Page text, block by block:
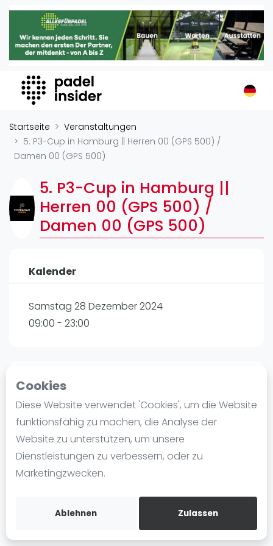
Cookies
Diese Website verwendet 'Cookies', um die Website
funktionsfähig zu machen, die Analyse der
Website zu unterstützen, um unsere
Dienstleistungen zu verbessern, oder zu
Marketingzwecken.
Ablehnen Zulassen
Padel Insider
Home
Organisationen
Buchungssysteme
Padel-Shops
Padel-Marken
Padelplatzbauer
Veranstaltungen
Turniere
Ranking
Männer
Frauen
Blog
Die Geschichte von Padel
Regeln und Punktzählung
Padel Schläge
Video
Startseite
Veranstaltungen
5. P3-Cup in Hamburg || Herren 00 (GPS 500) /
Damen 00 (GPS 500)
5. P3-Cup in Hamburg ||
Herren 00 (GPS 500) /
Damen 00 (GPS 500)
Kalender
Samstag 28 Dezember 2024
09:00 - 23:00
Tournament
P3 PADEL CLUB Hamburg
Havighorster Weg 16
21031Hamburg
Routebeschrijving
Nils Digel